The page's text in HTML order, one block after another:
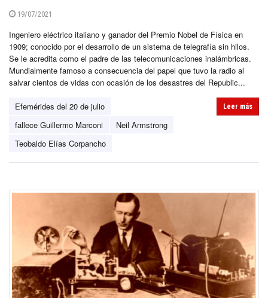
19/07/2021
Ingeniero eléctrico italiano y ganador del Premio Nobel de Física en
1909; conocido por el desarrollo de un sistema de telegrafía sin hilos.
Se le acredita como el padre de las telecomunicaciones inalámbricas.
Mundialmente famoso a consecuencia del papel que tuvo la radio al
salvar cientos de vidas con ocasión de los desastres del Republic...
Efemérides del 20 de julio
fallece Guillermo Marconi
Neil Armstrong
Teobaldo Elías Corpancho
Leer más